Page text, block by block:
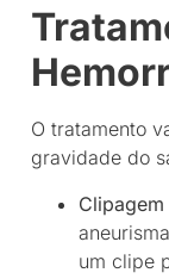
O tratamento
gravidade do
um clipe